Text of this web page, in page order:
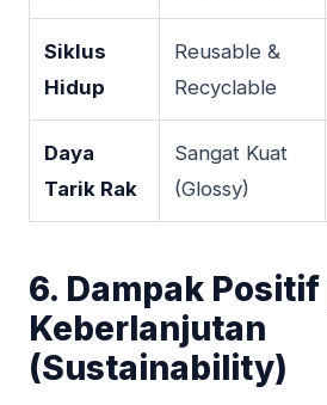
Siklus
Hidup
Reusable &
Recyclable
Daya
Tarik Rak
Sangat Kuat
(Glossy)
6. Dampak Positif
Keberlanjutan
(Sustainability)